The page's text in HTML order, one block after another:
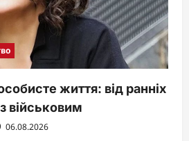
життя: від ранніх
військовим
06.08.2026